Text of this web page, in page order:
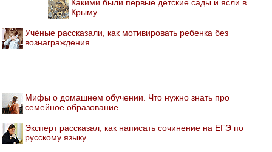
Какими были первые детские сады и ясли в
Крыму
Учёные рассказали, как мотивировать ребенка без
вознаграждения
Мифы о домашнем обучении. Что нужно знать про
семейное образование
Эксперт рассказал, как написать сочинение на ЕГЭ по
русскому языку